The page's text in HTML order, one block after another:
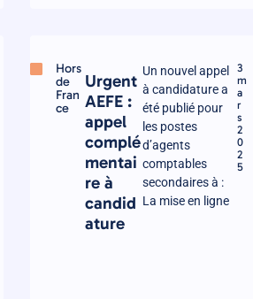
Hors
de
Fran
ce
Urgent
AEFE :
appel
complé
mentai
re à
candid
ature
Un nouvel appel
à candidature a
été publié pour
les postes
d’agents
comptables
secondaires à :
La mise en ligne
3
m
a
r
s
2
0
2
5